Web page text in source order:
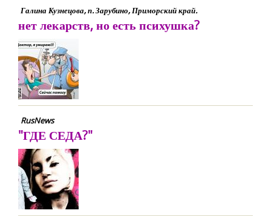
Галина Кузнецова, п. Зарубино, Приморский край.
нет лекарств, но есть психушка?
RusNews
"ГДЕ СЕДА?"